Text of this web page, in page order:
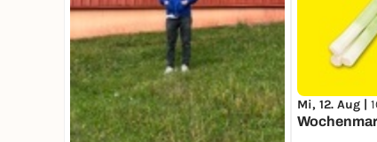
Mi, 12. Aug |